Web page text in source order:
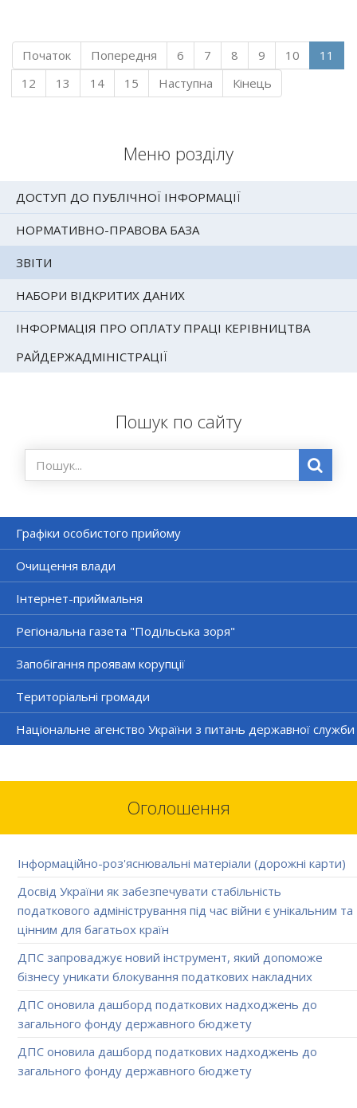
Меню розділу
ДОСТУП ДО ПУБЛІЧНОЇ ІНФОРМАЦІЇ
НОРМАТИВНО-ПРАВОВА БАЗА
ЗВІТИ
НАБОРИ ВІДКРИТИХ ДАНИХ
ІНФОРМАЦІЯ ПРО ОПЛАТУ ПРАЦІ КЕРІВНИЦТВА
РАЙДЕРЖАДМІНІСТРАЦІЇ
Пошук по сайту
Графіки особистого прийому
Очищення влади
Інтернет-приймальня
Регіональна газета "Подільська зоря"
Запобігання проявам корупції
Територіальні громади
Національне агенство України з питань державної служби
Оголошення
Інформаційно-роз'яснювальні матеріали (дорожні карти)
Досвід України як забезпечувати стабільність
податкового адміністрування під час війни є унікальним та
цінним для багатьох країн
ДПС запроваджує новий інструмент, який допоможе
бізнесу уникати блокування податкових накладних
ДПС оновила дашборд податкових надходжень до
загального фонду державного бюджету
ДПС оновила дашборд податкових надходжень до
загального фонду державного бюджету
Початок Попередня 6 7 8 9 10
11
12
13 14 15 Наступна Кінець